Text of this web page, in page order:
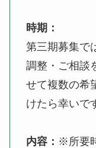
時期：
第三期募集で
調整・ご相談
せて複数の希
けたら幸いで
内容： ※所要